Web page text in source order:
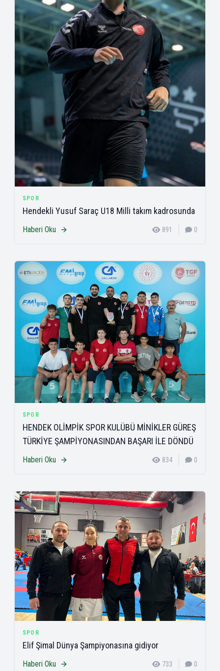
SPOR
Hendekli Yusuf Saraç U18 Milli takım kadrosunda
Haberi Oku 891 0
SPOR
HENDEK OLİMPİK SPOR KULÜBÜ MİNİKLER GÜREŞ
TÜRKİYE ŞAMPİYONASINDAN BAŞARI İLE DÖNDÜ
Haberi Oku 834 0
SPOR
Elif Şimal Dünya Şampiyonasına gidiyor
Haberi Oku 733 0